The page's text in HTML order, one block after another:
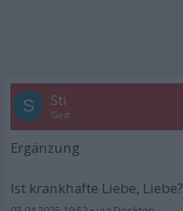
S Sti
Gast
Ergänzung
Ist krankhafte Liebe, Liebe?